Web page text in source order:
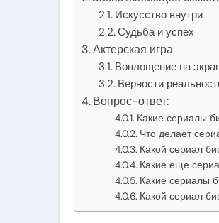
Искусство внутри
Судьба и успех
Актерская игра
Воплощение на
Верности
Вопрос-ответ:
Какие сериалы
Что делает
Какой сериал
Какие еще
Какие сериалы
Какой сериал